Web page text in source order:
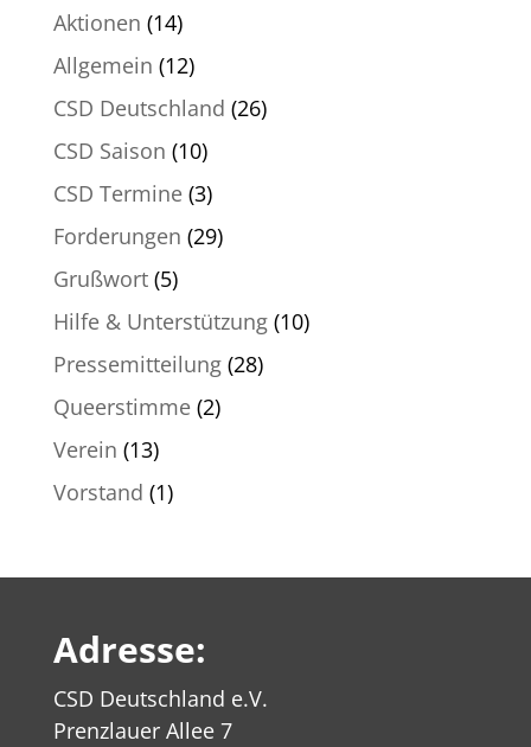
Aktionen (14)
Allgemein (12)
CSD Deutschland (26)
CSD Saison (10)
CSD Termine(3)
Forderungen (29)
Grußwort(5)
Hilfe & Unterstützung(10)
Pressemitteilung(28)
Queerstimme(2)
Verein (13)
Vorstand (1)
Adresse:
CSD Deutschland e.V.
Prenzlauer Allee 7